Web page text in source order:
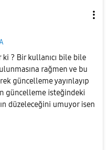
? Bir kullanıcı bile bile
rağmen ve bu
güncelleme yayınlayıp
güncelleme isteğindeki
düzeleceğini umuyor isen